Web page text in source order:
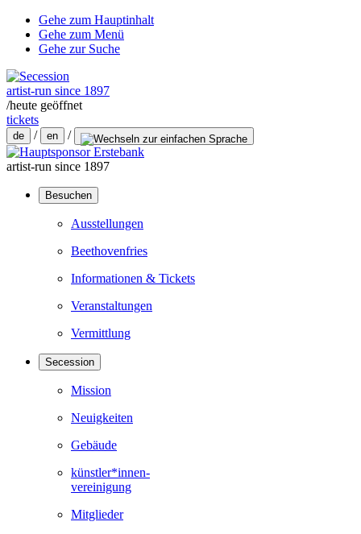
Gehe zum Hauptinhalt
Gehe zum Menü
Gehe zur Suche
artist-run since 1897
/heute geöffnet
tickets
de / en /
artist-run since 1897
Besuchen
Ausstellungen
Beethovenfries
Informationen & Tickets
Veranstaltungen
Vermittlung
Secession
Mission
Neuigkeiten
Gebäude
künstler*innen-
vereinigung
Mitglieder